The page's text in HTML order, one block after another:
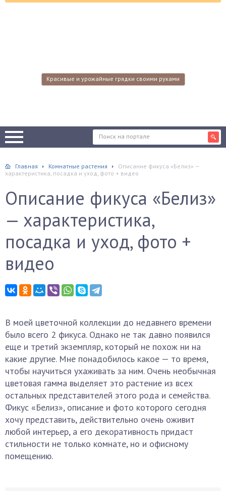
Красивые и урожайные грядки своими руками
Главная Комнатные растения
Описание фикуса «Белиз» —
характеристика, посадка и уход, фото + видео
Описание фикуса «Белиз»
— характеристика,
посадка и уход, фото +
видео
В моей цветочной коллекции до недавнего времени
было всего 2 фикуса. Однако не так давно появился
еще и третий экземпляр, который не похож ни на
какие другие. Мне понадобилось какое — то время,
чтобы научиться ухаживать за ним. Очень необычная
цветовая гамма выделяет это растение из всех
остальных представителей этого рода и семейства.
Фикус «Белиз», описание и фото которого сегодня
хочу представить, действительно очень оживит
любой интерьер, а его декоративность придаст
стильности не только комнате, но и офисному
помещению.